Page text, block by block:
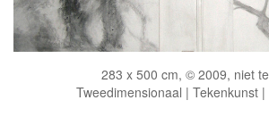
283 x 500 cm, © 2009, niet
Tweedimensionaal | Tekenkunst |